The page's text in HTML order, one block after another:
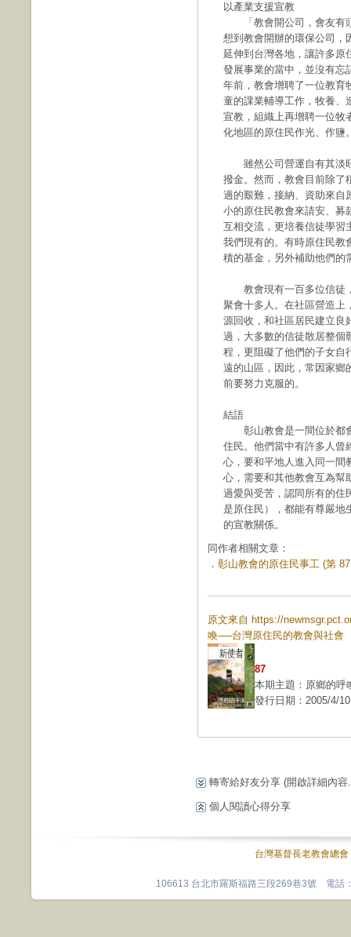
以產業支援宣教
「教會開公司，會友有頭
想到教會開辦的環保公司，
延伸到台灣各地，讓許多原
發展事業的當中，並沒有忘
年前，教會增聘了一位教育
童的課業輔導工作，牧養、
宣教，組織上再增聘一位牧
化地區的原住民作光、作鹽
雖然公司營運自有其淡旺
撥金。然而，教會目前除了
過的艱難，接納、資助來自
小的原住民教會來請安、募
互相交流，更培養信徒學習
我們現有的。有時原住民教
積的基金，另外補助他們的
教會現有一百多位信徒，
聚會十多人。在社區營造上
源回收，和社區居民建立良
過，大多數的信徒散居整個
程，更阻礙了他們的子女自
遠的山區，因此，常因家鄉
前要努力克服的。
結語
彰山教會是一間位於都會
住民。他們當中有許多人曾
心，要和平地人進入同一間
心，需要和其他教會互為幫
過愛與受苦，認同所有的住
是原住民），都能有尊嚴地
的宣教關係。
同作者相關文章：
． 彰山教會的原住民事工 (第
原文來自 https://
喚──台灣原住民的教會與社會
87
本期主題：原鄉的
發行日期：2005/4/10
轉寄給好友分享 (開啟詳細內容
個人閱讀心得分享
台灣基督長老教會總會
106613 台北市羅斯福路三段269巷3號 電